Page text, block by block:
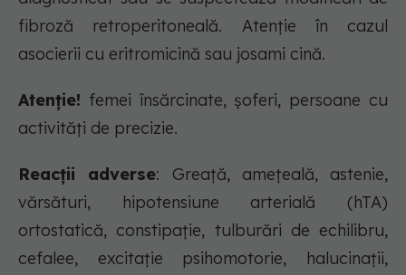
fibroză retroperitoneală. Atenţie în cazul
asocierii cu eritromicină sau josami cină.
Atenţie! femei însărcinate, şoferi, persoane cu
activităţi de precizie.
Reacții adverse: Greaţă, ameţeală, astenie,
vărsături, hipotensiune arterială (hTA)
ortostatică, constipaţie, tulburări de echilibru,
cefalee, excitaţie psihomotorie, halucinaţii,